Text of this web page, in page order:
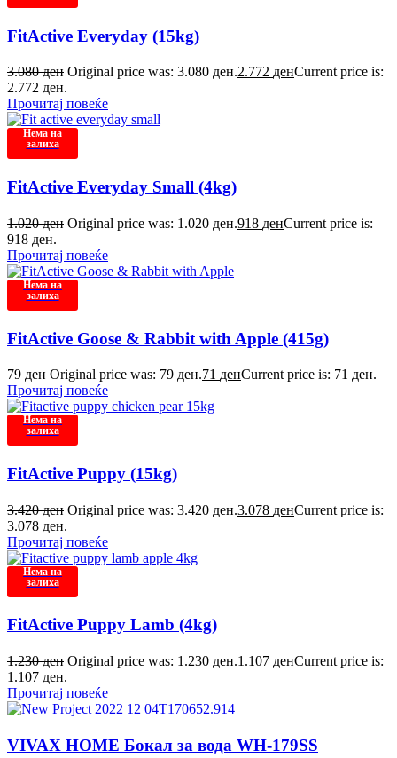
FitActive Everyday (15kg)
3.080ден Original price was: 3.080 ден.2.772 денCurrent price is:
2.772 ден.
Прочитај повеќе
Нема на
залиха
FitActive Everyday Small (4kg)
1.020ден Original price was: 1.020 ден.918 денCurrent price is:
918 ден.
Прочитај повеќе
Нема на
залиха
FitActive Goose & Rabbit with Apple (415g)
79ден Original price was: 79 ден.71 денCurrent price is: 71 ден.
Прочитај повеќе
Нема на
залиха
FitActive Puppy (15kg)
3.420ден Original price was: 3.420 ден.3.078 денCurrent price is:
3.078 ден.
Прочитај повеќе
Нема на
залиха
FitActive Puppy Lamb (4kg)
1.230ден Original price was: 1.230 ден.1.107 денCurrent price is:
1.107 ден.
Прочитај повеќе
VIVAX HOME Бокал за вода WH-179SS